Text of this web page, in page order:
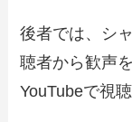
後者では、シ
聴者から歓声
YouTubeで視